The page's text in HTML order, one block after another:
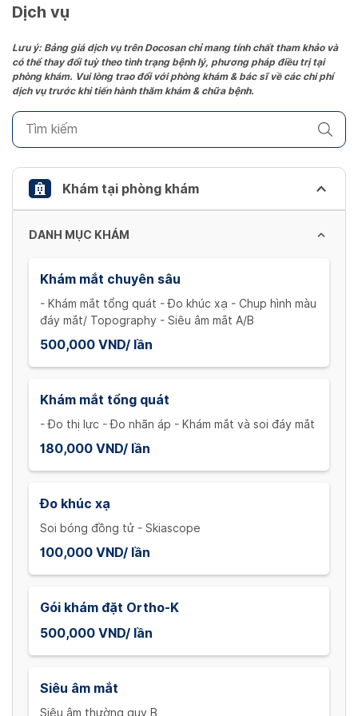
date.
the
question
mark
to
keyboard
shortcuts
changing
Dịch vụ
Lưu ý: Bảng giá dịch vụ trên Docosan chỉ mang tính chất tham khảo và
có thể thay đổi tuỳ theo tình trạng bệnh lý, phương pháp điều trị tại
phòng khám. Vui lòng trao đổi với phòng khám & bác sĩ về các chi phí
dịch vụ trước khi tiến hành thăm khám & chữa bệnh.
Khám tại phòng khám
DANH MỤC KHÁM
Khám mắt chuyên sâu
- Khám mắt tổng quát - Đo khúc xạ - Chụp hình màu
đáy mắt/ Topography - Siêu âm mắt A/B
500,000 VND/ lần
Khám mắt tổng quát
- Đo thị lực - Đo nhãn áp - Khám mắt và soi đáy mắt
180,000 VND/ lần
Đo khúc xạ
Soi bóng đồng tử - Skiascope
100,000 VND/ lần
Gói khám đặt Ortho-K
500,000 VND/ lần
Siêu âm mắt
Siêu âm thường quy B